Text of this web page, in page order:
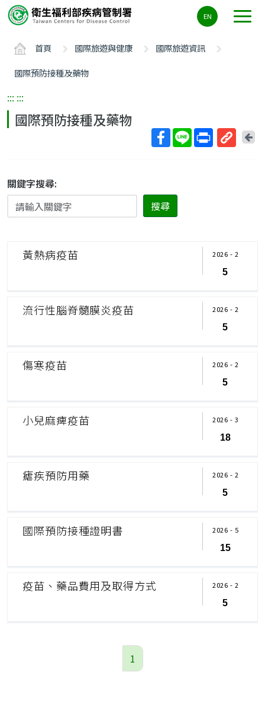
要
ALT+C
EN
首頁 國際旅遊與健康
國際旅遊資訊
國際預防接種及藥物
::: :::
國際預防接種及藥物
回
關鍵字搜尋:
搜尋
黃熱病疫苗 2026 - 2
5
流行性腦脊髓膜炎疫苗 2026 - 2
5
傷寒疫苗 2026 - 2
5
小兒麻痺疫苗 2026 - 3
18
瘧疾預防用藥 2026 - 2
5
國際預防接種證明書 2026 - 5
15
疫苗、藥品費用及取得方式 2026 - 2
5
1